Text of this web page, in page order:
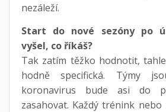
nezáleží.
Start do nové sezóny po
vyšel, co říkáš?
Tak zatím těžko hodnotit,
hodně specifická. Týmy
koronavirus bude asi do
zasahovat. Každý trénink nebo